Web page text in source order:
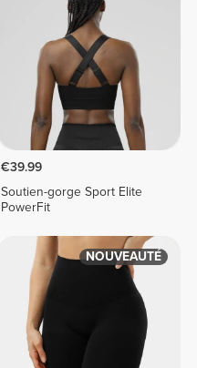
€39.99
Soutien-gorge Sport Elite
PowerFit
NOUVEAUTÉ